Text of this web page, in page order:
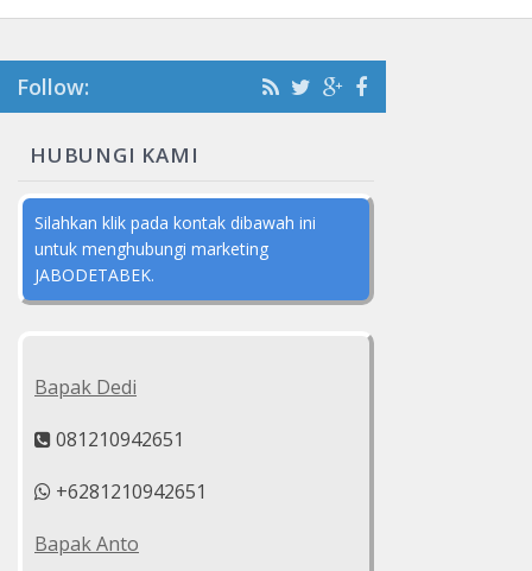
Follow:
HUBUNGI KAMI
Silahkan klik pada kontak dibawah ini
untuk menghubungi marketing
JABODETABEK.
Bapak Dedi
081210942651
+6281210942651
Bapak Anto